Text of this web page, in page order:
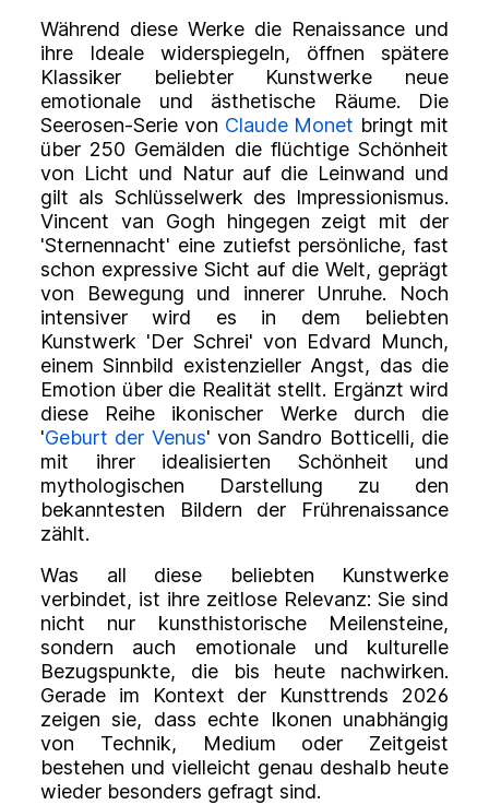
Während diese Werke die Renaissance und
ihre Ideale widerspiegeln, öffnen spätere
Klassiker beliebter Kunstwerke neue
emotionale und ästhetische Räume. Die
Seerosen-Serie von Claude Monet bringt mit
über 250 Gemälden die flüchtige Schönheit
von Licht und Natur auf die Leinwand und
gilt als Schlüsselwerk des Impressionismus.
Vincent van Gogh hingegen zeigt mit der
'Sternennacht' eine zutiefst persönliche, fast
schon expressive Sicht auf die Welt, geprägt
von Bewegung und innerer Unruhe. Noch
intensiver wird es in dem beliebten
Kunstwerk 'Der Schrei' von Edvard Munch,
einem Sinnbild existenzieller Angst, das die
Emotion über die Realität stellt. Ergänzt wird
diese Reihe ikonischer Werke durch die
'Geburt der Venus' von Sandro Botticelli, die
mit ihrer idealisierten Schönheit und
mythologischen Darstellung zu den
bekanntesten Bildern der Frührenaissance
zählt.
Was all diese beliebten Kunstwerke
verbindet, ist ihre zeitlose Relevanz: Sie sind
nicht nur kunsthistorische Meilensteine,
sondern auch emotionale und kulturelle
Bezugspunkte, die bis heute nachwirken.
Gerade im Kontext der Kunsttrends 2026
zeigen sie, dass echte Ikonen unabhängig
von Technik, Medium oder Zeitgeist
bestehen und vielleicht genau deshalb heute
wieder besonders gefragt sind.